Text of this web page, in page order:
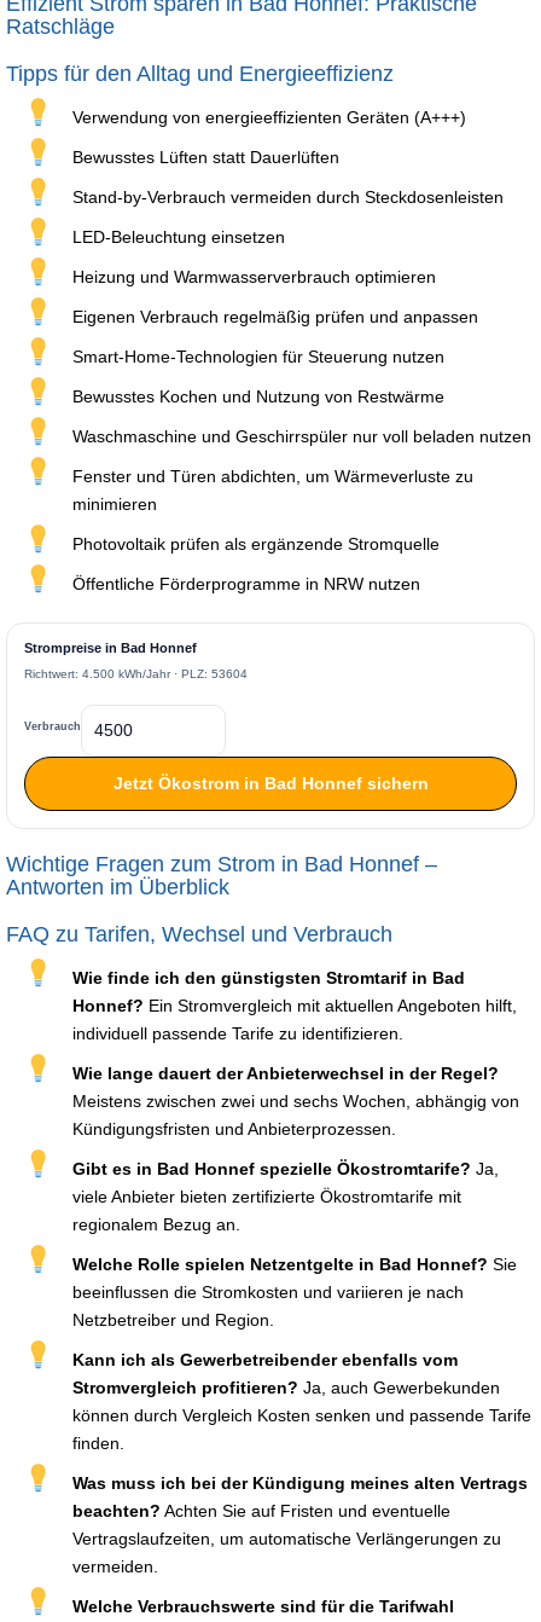
Ratschläge
Tipps für den Alltag und Energieeffizienz
Verwendung von energieeffizienten Geräten (A+++)
Bewusstes Lüften statt Dauerlüften
Stand-by-Verbrauch vermeiden durch Steckdosenleisten
LED-Beleuchtung einsetzen
Heizung und Warmwasserverbrauch optimieren
Eigenen Verbrauch regelmäßig prüfen und anpassen
Smart-Home-Technologien für Steuerung nutzen
Bewusstes Kochen und Nutzung von Restwärme
Waschmaschine und Geschirrspüler nur voll beladen nutzen
Fenster und Türen abdichten, um Wärmeverluste zu
minimieren
Photovoltaik prüfen als ergänzende Stromquelle
Öffentliche Förderprogramme in NRW nutzen
Strompreise in Bad Honnef
Richtwert: 4.500 kWh/Jahr · PLZ: 53604
Verbrauch
Jetzt Ökostrom in Bad Honnef sichern
Wichtige Fragen zum Strom in Bad Honnef –
Antworten im Überblick
FAQ zu Tarifen, Wechsel und Verbrauch
Wie finde ich den günstigsten Stromtarif in Bad
Honnef? Ein Stromvergleich mit aktuellen Angeboten hilft,
individuell passende Tarife zu identifizieren.
Wie lange dauert der Anbieterwechsel in der Regel?
Meistens zwischen zwei und sechs Wochen, abhängig von
Kündigungsfristen und Anbieterprozessen.
Gibt es in Bad Honnef spezielle Ökostromtarife? Ja,
viele Anbieter bieten zertifizierte Ökostromtarife mit
regionalem Bezug an.
Welche Rolle spielen Netzentgelte in Bad Honnef? Sie
beeinflussen die Stromkosten und variieren je nach
Netzbetreiber und Region.
Kann ich als Gewerbetreibender ebenfalls vom
Stromvergleich profitieren? Ja, auch Gewerbekunden
können durch Vergleich Kosten senken und passende Tarife
finden.
Was muss ich bei der Kündigung meines alten Vertrags
beachten? Achten Sie auf Fristen und eventuelle
Vertragslaufzeiten, um automatische Verlängerungen zu
vermeiden.
Welche Verbrauchswerte sind für die Tarifwahl